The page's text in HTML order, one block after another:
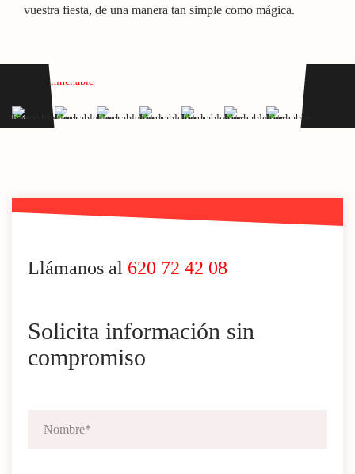
vuestra fiesta, de una manera tan simple como mágica.
Llámanos al 620 72 42 08
Solicita información sin
compromiso